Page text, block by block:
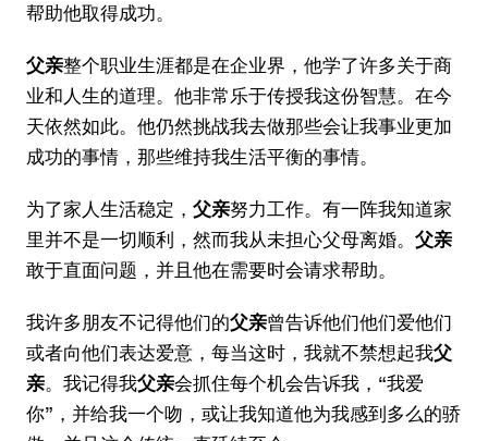
帮助他取得成功。
父亲整个职业生涯都是在企业界，他学了许多关于商
业和人生的道理。他非常乐于传授我这份智慧。在今
天依然如此。他仍然挑战我去做那些会让我事业更加
成功的事情，那些维持我生活平衡的事情。
为了家人生活稳定， 父亲努力工作。有一阵我知道家
里并不是一切顺利，然而我从未担心父母离婚。 父亲
敢于直面问题，并且他在需要时会请求帮助。
我许多朋友不记得他们的父亲曾告诉他们他们爱他们
或者向他们表达爱意，每当这时，我就不禁想起我父
亲。我记得我父亲会抓住每个机会告诉我，“我爱
你”，并给我一个吻，或让我知道他为我感到多么的骄